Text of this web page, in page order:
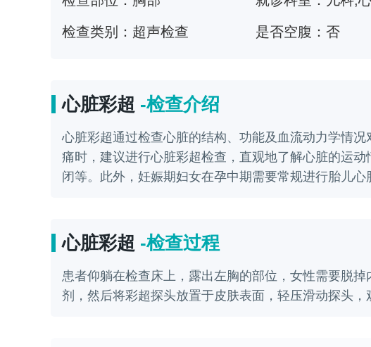
检查类别： 超声检查 是否空腹： 否
心脏彩超 -检查介绍
心脏彩超通过检查心脏的结构、功能及血流动力学情
痛时，建议进行心脏彩超检查，直观地了解心脏的运
闭等。此外，妊娠期妇女在孕中期需要常规进行胎儿心
心脏彩超 -检查过程
患者仰躺在检查床上，露出左胸的部位，女性需要脱
剂，然后将彩超探头放置于皮肤表面，轻压滑动探头，